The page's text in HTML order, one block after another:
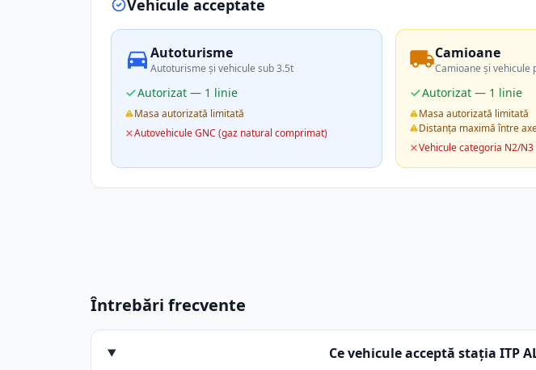
Vehicule acceptate
Autoturisme
Autoturisme și vehicule sub 3.5t
Autorizat — 1 linie
Masa autorizată limitată
Autovehicule GNC (gaz natural comprimat)
Camioane
Camioane și vehicule
Autorizat — 1 linie
Masa autorizată limitată
Distanța maximă între
Vehicule categoria N2/N3
Întrebări frecvente
Ce vehicule acceptă stația ITP